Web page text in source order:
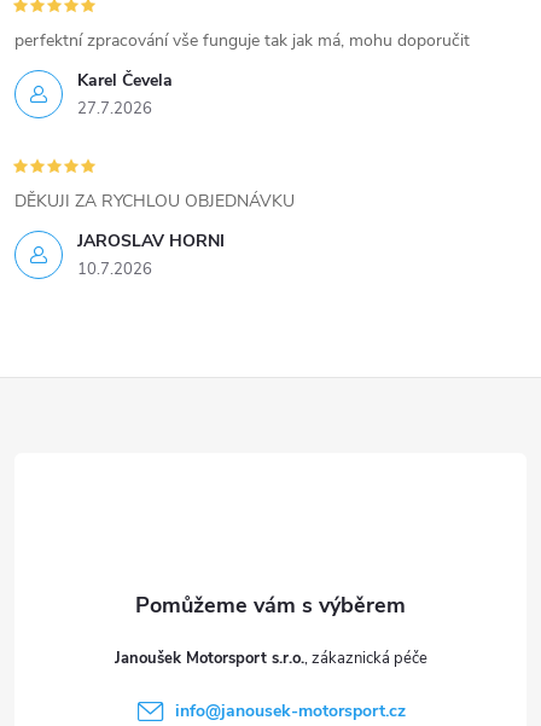
Karel Čevela
27.7.2026
perfektní zpracování vše funguje tak jak má, mohu doporučit
JAROSLAV HORNI
10.7.2026
DĚKUJI ZA RYCHLOU OBJEDNÁVKU
Janoušek Motorsport s.r.o.
info@janousek-motorsport.cz